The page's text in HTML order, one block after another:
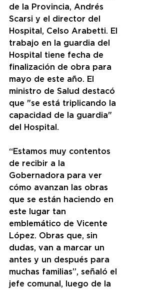
de la Provincia, Andrés
Scarsi y el director del
Hospital, Celso Arabetti. El
trabajo en la guardia del
Hospital tiene fecha de
finalización de obra para
mayo de este año. El
ministro de Salud destacó
que "se está triplicando la
capacidad de la guardia"
del Hospital.
“Estamos muy contentos
de recibir a la
Gobernadora para ver
cómo avanzan las obras
que se están haciendo en
este lugar tan
emblemático de Vicente
López. Obras que, sin
dudas, van a marcar un
antes y un después para
muchas familias”, señaló el
jefe comunal, luego de la